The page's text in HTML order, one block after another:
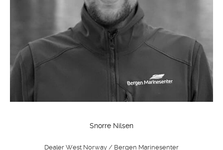
Snorre Nilsen
Dealer West Norway / Bergen Marinesenter